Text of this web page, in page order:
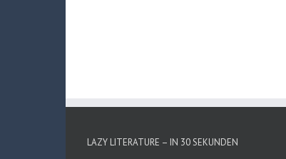
LAZY LITERATURE – IN 30 SEKUNDEN